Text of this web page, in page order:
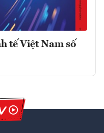
tế Việt Nam số